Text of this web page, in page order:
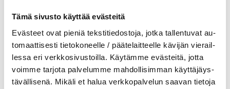
Tämä si­vus­to käyt­tää eväs­tei­tä
Eväs­teet ovat pie­niä teks­ti­tie­dos­to­ja, jotka tal­len­tu­vat au­
to­maat­ti­ses­ti tie­to­ko­neel­le / pää­te­lait­teel­le kä­vi­jän vie­rail­
les­sa eri verk­ko­si­vus­toil­la. Käy­täm­me eväs­tei­tä, jotta
voim­me tar­jo­ta pal­ve­lum­me mah­dol­li­sim­man käyt­tä­jäys­
tä­väl­li­se­nä. Mi­kä­li et halua verk­ko­pal­ve­lun saa­van tie­to­ja